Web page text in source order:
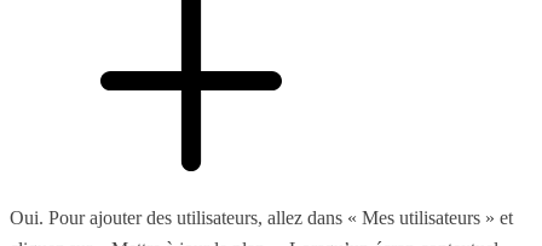
Oui. Pour ajouter des utilisateurs, allez dans « Mes utilisateurs » et